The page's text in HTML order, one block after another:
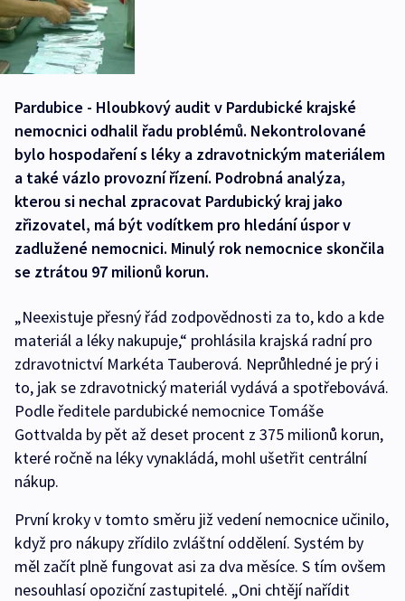
Pardubice - Hloubkový audit v Pardubické krajské
nemocnici odhalil řadu problémů. Nekontrolované
bylo hospodaření s léky a zdravotnickým materiálem
a také vázlo provozní řízení. Podrobná analýza,
kterou si nechal zpracovat Pardubický kraj jako
zřizovatel, má být vodítkem pro hledání úspor v
zadlužené nemocnici. Minulý rok nemocnice skončila
se ztrátou 97 milionů korun.
„Neexistuje přesný řád zodpovědnosti za to, kdo a kde
materiál a léky nakupuje,“ prohlásila krajská radní pro
zdravotnictví Markéta Tauberová. Neprůhledné je prý i
to, jak se zdravotnický materiál vydává a spotřebovává.
Podle ředitele pardubické nemocnice Tomáše
Gottvalda by pět až deset procent z 375 milionů korun,
které ročně na léky vynakládá, mohl ušetřit centrální
nákup.
První kroky v tomto směru již vedení nemocnice učinilo,
když pro nákupy zřídilo zvláštní oddělení. Systém by
měl začít plně fungovat asi za dva měsíce. S tím ovšem
nesouhlasí opoziční zastupitelé. „Oni chtějí nařídit